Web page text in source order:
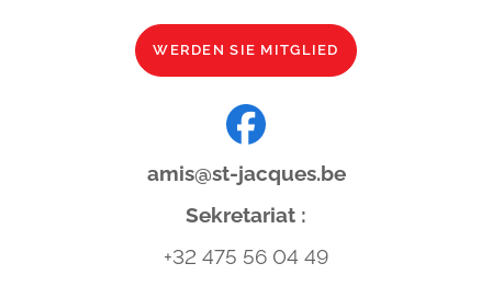
amis@st-jacques.be
Sekretariat :
+32 475 56 04 49
WERDEN SIE MITGLIED